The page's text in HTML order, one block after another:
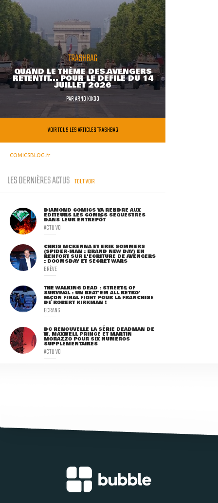
TRASHBAG
QUAND LE THÈME DES AVENGERS
RETENTIT... POUR LE DÉFILÉ DU 14
JUILLET 2026
PARARNO KIKOO
VOIR TOUS LES ARTICLES TRASHBAG
COMICSBLOG.fr
LES DERNIÈRES ACTUS TOUT VOIR
DIAMOND COMICS VA RENDRE AUX
ÉDITEURS LES COMICS SÉQUESTRÉS
DANS LEUR ENTREPÔT
ACTU VO
CHRIS MCKENNA ET ERIK SOMMERS
(SPIDER-MAN : BRAND NEW DAY) EN
RENFORT SUR L'ÉCRITURE DE AVENGERS
: DOOMSDAY ET SECRET WARS
BRÈVE
THE WALKING DEAD : STREETS OF
SURVIVAL : UN BEAT'EM ALL RÉTRO'
FAÇON FINAL FIGHT POUR LA FRANCHISE
DE ROBERT KIRKMAN !
ECRANS
DC RENOUVELLE LA SÉRIE DEADMAN DE
W. MAXWELL PRINCE ET MARTIN
MORAZZO POUR SIX NUMÉROS
SUPPLÉMENTAIRES
ACTU VO